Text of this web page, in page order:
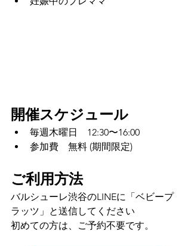
開催スケジュール
毎週木曜日　12:30〜16:00
参加費　無料 (期間限定)
ご利用方法
バルシューレ渋谷のLINEに「ベビープ
ラッツ」と送信してください
初めての方は、ご予約不要です。